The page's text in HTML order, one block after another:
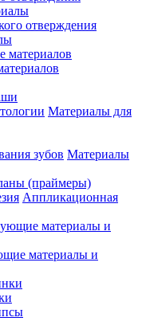
отверждения
Материалы для
Материалы
(праймеры)
Аппликационная
материалы и